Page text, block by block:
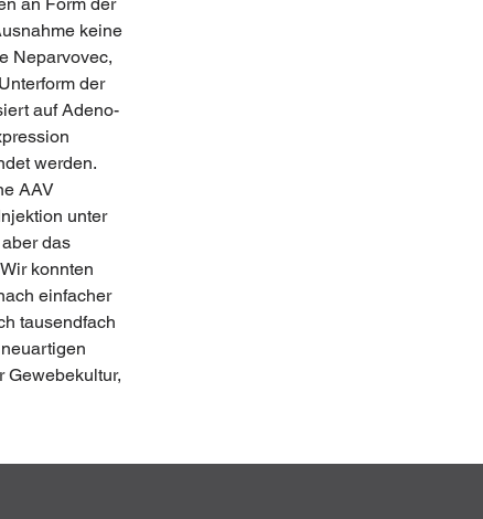
keine
Neparvovec,
der
auf Adeno-
werden.
AAV
unter
das
konnten
einfacher
tausendfach
Gewebekultur,